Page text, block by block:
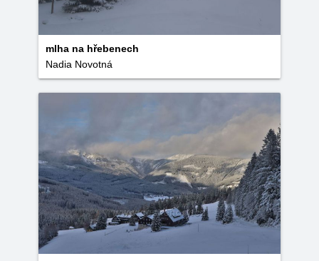
mlha na hřebenech
Nadia Novotná